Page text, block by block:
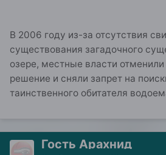
В 2006 году из-за отсутствия
существования загадочного
озере, местные власти
решение и сняли запрет на
таинственного обитателя
Гость Арахнид